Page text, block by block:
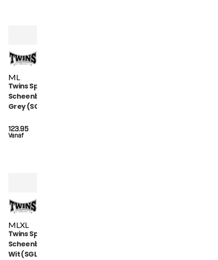
ML
Twins Special
Scheenbeschermers
Grey (SGL 7 GREY)
Vanaf
123.95
MLXL
Twins Special
Scheenbeschermers
Wit (SGL 7 WHITE)